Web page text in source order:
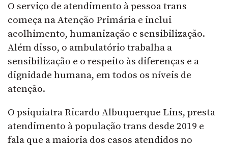
O serviço de atendimento à pessoa trans
começa na Atenção Primária e inclui
acolhimento, humanização e sensibilização.
Além disso, o ambulatório trabalha a
sensibilização e o respeito às diferenças e a
dignidade humana, em todos os níveis de
atenção.
O psiquiatra Ricardo Albuquerque Lins, presta
atendimento à população trans desde 2019 e
fala que a maioria dos casos atendidos no